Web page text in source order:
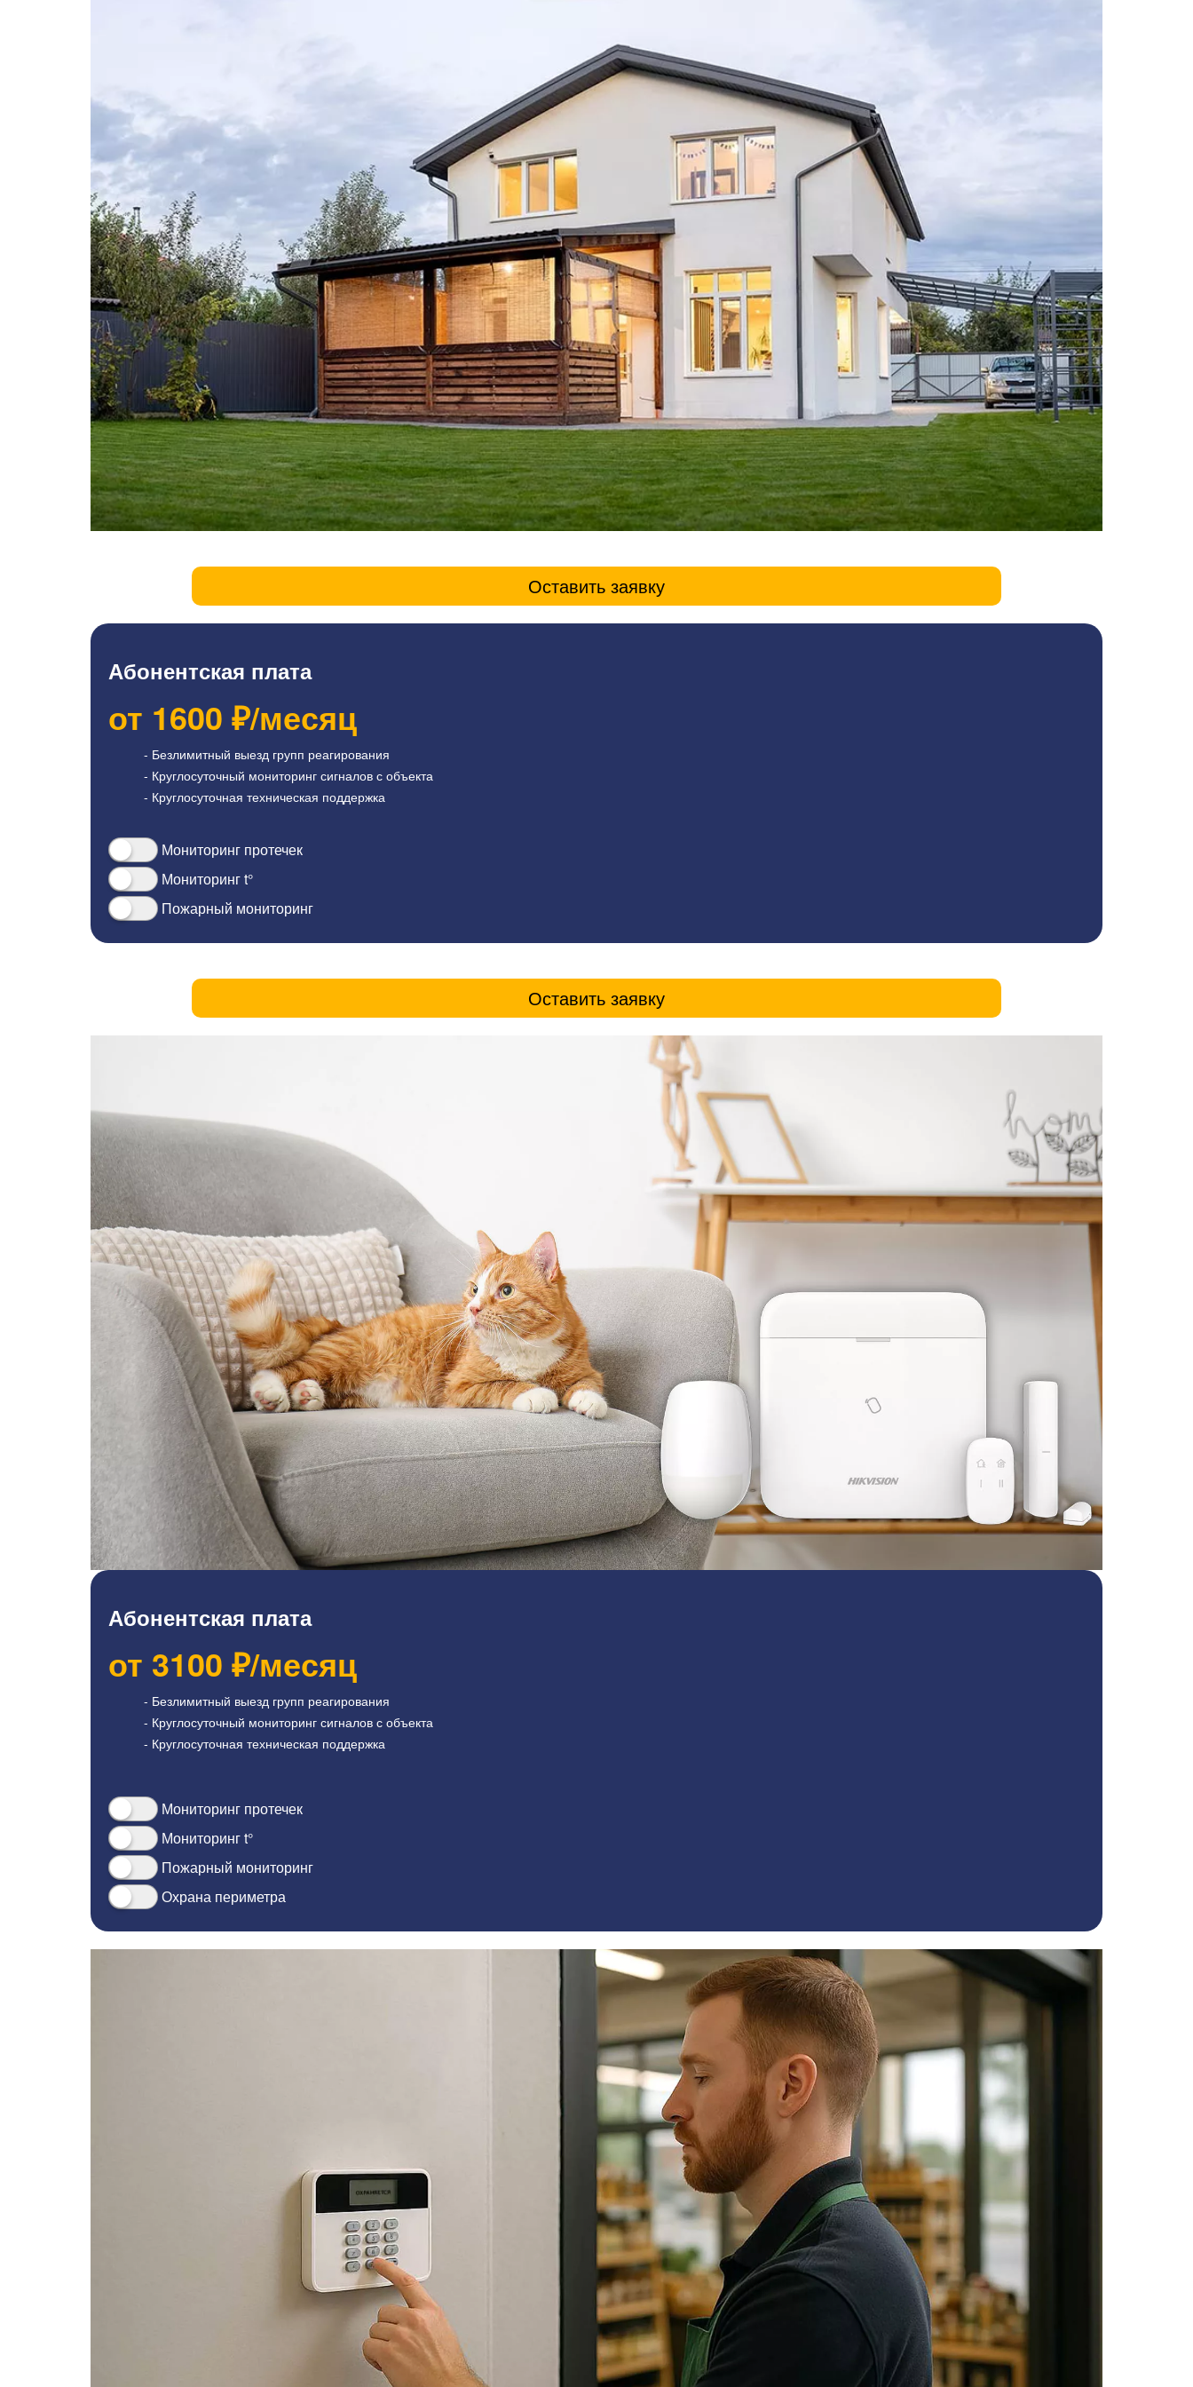
Оставить заявку
Абонентская плата
от 1600 ₽/месяц
- Безлимитный выезд групп реагирования
- Круглосуточный мониторинг сигналов с объекта
- Круглосуточная техническая поддержка
Мониторинг протечек
Мониторинг t°
Пожарный мониторинг
Оставить заявку
Абонентская плата
от 3100 ₽/месяц
- Безлимитный выезд групп реагирования
- Круглосуточный мониторинг сигналов с объекта
- Круглосуточная техническая поддержка
Мониторинг протечек
Мониторинг t°
Пожарный мониторинг
Охрана периметра